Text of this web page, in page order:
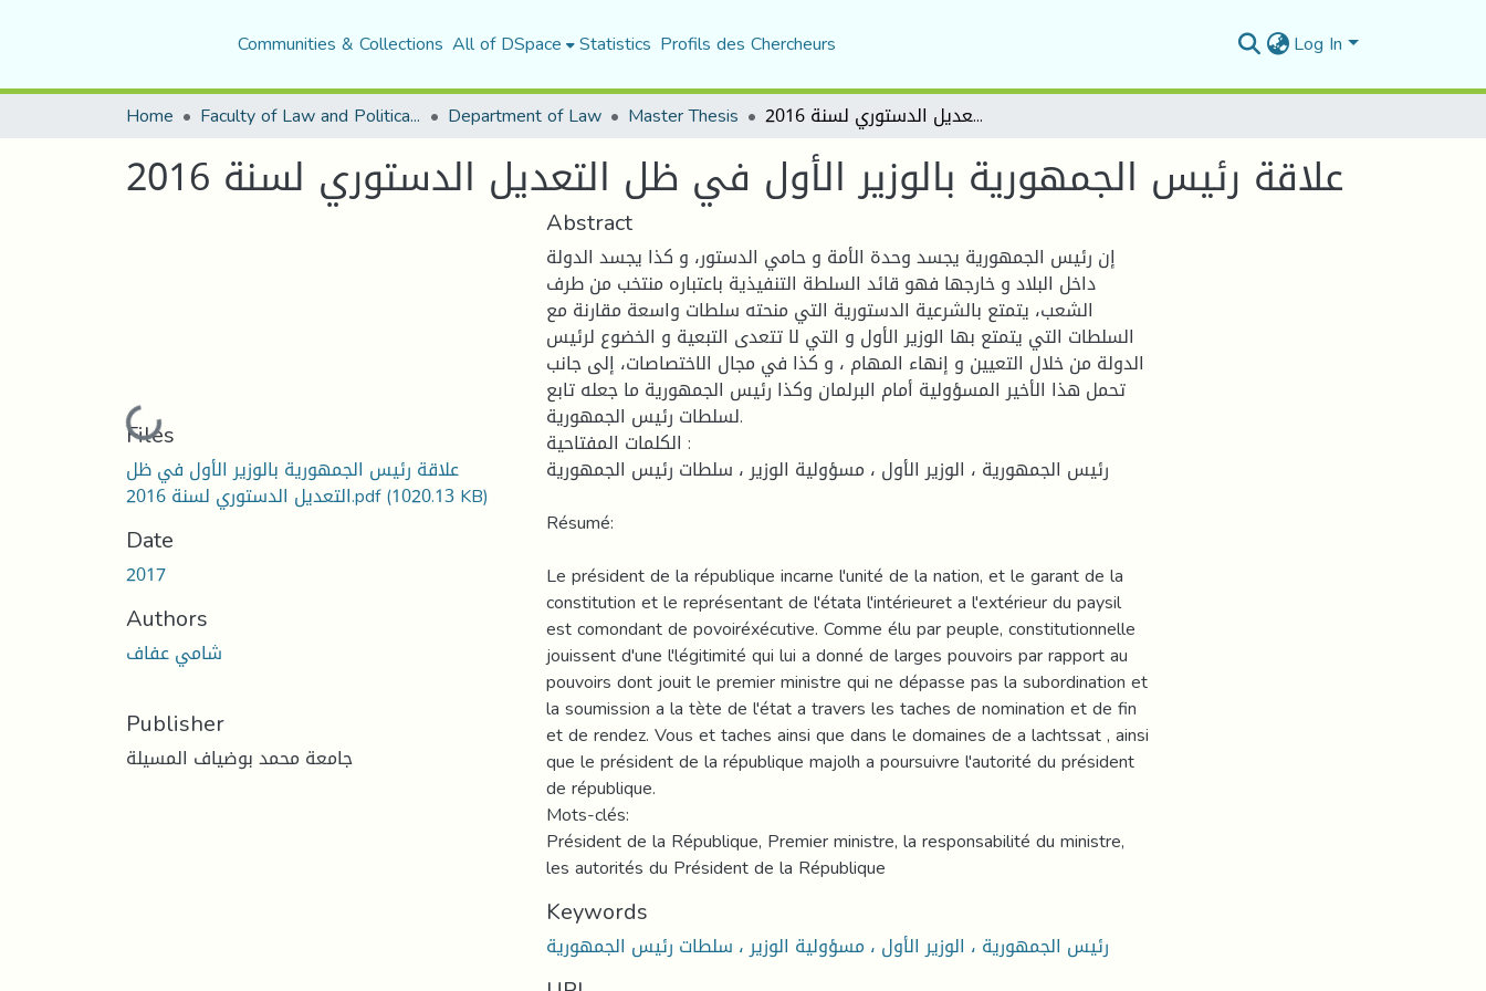
Communities & Collections All of DSpace Statistics Profils des Chercheurs Log In
Home Faculty of Law and Political Science Department of Law Master Thesis علاقة رئيس الجمهورية بالوزير الأول في ظل التعديل الدستوري لسنة 2016
علاقة رئيس الجمهورية بالوزير الأول في ظل التعديل الدستوري لسنة 2016
Loading...
Files
علاقة رئيس الجمهورية بالوزير الأول في ظل
التعديل الدستوري لسنة 2016.pdf(1020.13 KB)
Date
2017
Authors
شامي عفاف
Publisher
جامعة محمد بوضياف المسيلة
Abstract
إن رئيس الجمهورية يجسد وحدة الأمة و حامي الدستور، و كذا يجسد الدولة
داخل البلاد و خارجها فهو قائد السلطة التنفيذية باعتباره منتخب من طرف
الشعب، يتمتع بالشرعية الدستورية التي منحته سلطات واسعة مقارنة مع
السلطات التي يتمتع بها الوزير الأول و التي لا تتعدى التبعية و الخضوع لرئيس
الدولة من خلال التعيين و إنهاء المهام ، و كذا في مجال الاختصاصات، إلى جانب
تحمل هذا الأخير المسؤولية أمام البرلمان وكذا رئيس الجمهورية ما جعله تابع
لسلطات رئيس الجمهورية.
الكلمات المفتاحية :
رئيس الجمهورية ، الوزير الأول ، مسؤولية الوزير ، سلطات رئيس الجمهورية
Résumé:
Le président de la république incarne l'unité de la nation, et le garant de la
constitution et le représentant de l'étata l'intérieuret a l'extérieur du paysil
est comondant de povoiréxécutive. Comme élu par peuple, constitutionnelle
jouissent d'une l'légitimité qui lui a donné de larges pouvoirs par rapport au
pouvoirs dont jouit le premier ministre qui ne dépasse pas la subordination et
la soumission a la tète de l'état a travers les taches de nomination et de fin
et de rendez. Vous et taches ainsi que dans le domaines de a lachtssat , ainsi
que le président de la république majolh a poursuivre l'autorité du président
de république.
Mots-clés:
Président de la République, Premier ministre, la responsabilité du ministre,
les autorités du Président de la République
Keywords
رئيس الجمهورية ، الوزير الأول ، مسؤولية الوزير ، سلطات رئيس الجمهورية